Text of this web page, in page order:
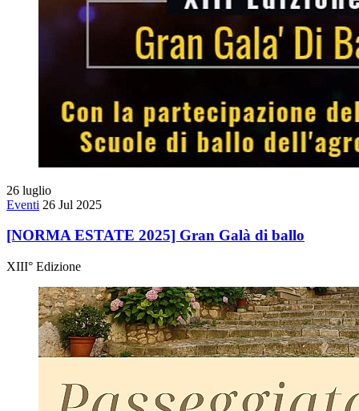
26 luglio
Eventi 26 Jul 2025
[NORMA ESTATE 2025] Gran Galà di ballo
XIII° Edizione